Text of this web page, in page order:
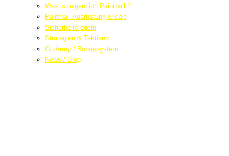
Was ist eigentlich Paintball ?
Paintball Ausrüstung erklärt
Sicherheitsregeln
Strategien & Taktiken
Go Army / Bonussystem
News / Blog